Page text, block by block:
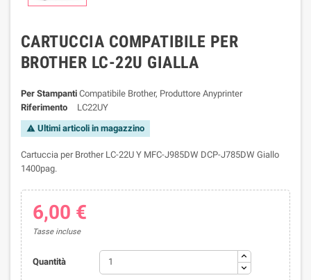
CARTUCCIA COMPATIBILE PER
BROTHER LC-22U GIALLA
Per Stampanti Compatibile Brother, Produttore Anyprinter
Riferimento
LC22UY
 Ultimi articoli in magazzino
Cartuccia per Brother LC-22U Y MFC-J985DW DCP-J785DW Giallo
1400pag.
6,00 €
Tasse incluse
Quantità